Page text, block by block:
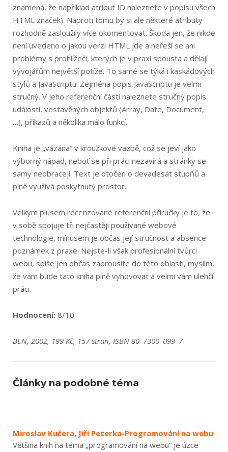
znamená, že například atribut ID naleznete v popisu všech
HTML značek). Naproti tomu by si ale některé atributy
rozhodně zasloužily více okomentovat. Škoda jen, že nikde
není uvedeno o jakou verzi HTML jde a neřeší se ani
problémy s prohlížeči, kterých je v praxi spousta a dělají
vývojářům největší potíže. To samé se týká i kaskádových
stylů a JavaScriptu. Zejména popis JavaScriptu je velmi
stručný. V jeho referenční části naleznete stručný popis
událostí, vestavěných objektů (Array, Date, Document,
…), příkazů a několika málo funkcí.
Kniha je „vázána“ v kroužkové vazbě, což se jeví jako
výborný nápad, neboť se při práci nezavírá a stránky se
samy neobracejí. Text je otočen o devadesát stupňů a
plně využívá poskytnutý prostor.
Velkým plusem recenzované referenční příručky je to, že
v sobě spojuje tři nejčastěji používané webové
technologie, mínusem je občas její stručnost a absence
poznámek z praxe. Nejste-li však profesionální tvůrci
webu, spíše jen občas zabrousíte do této oblasti, myslím,
že vám bude tato kniha plně vyhovovat a velmi vám ulehčí
práci.
Hodnocení: 8/10
BEN, 2002, 199 Kč, 157 stran, ISBN 80–7300–099–7
Články na podobné téma
Miroslav Kučera, Jiří Peterka-Programování na webu
Většina knih na téma „programování na webu“ je úzce